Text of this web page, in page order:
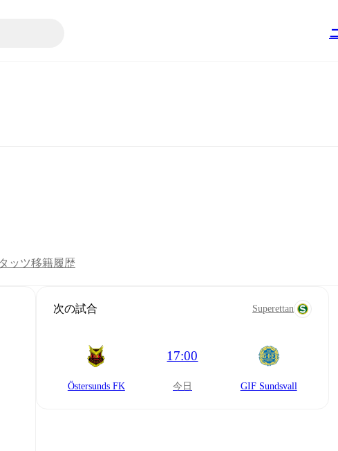
ッツ移籍履歴
次の試合 Superettan
Östersunds FK
17:00
今日 GIF Sundsvall